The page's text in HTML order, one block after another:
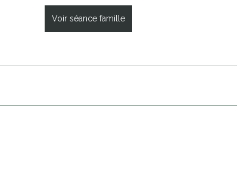
Voir séance famille